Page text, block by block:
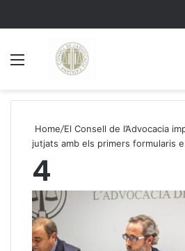
Home/El Consell de l’Advocacia
jutjats amb els primers formularis
4